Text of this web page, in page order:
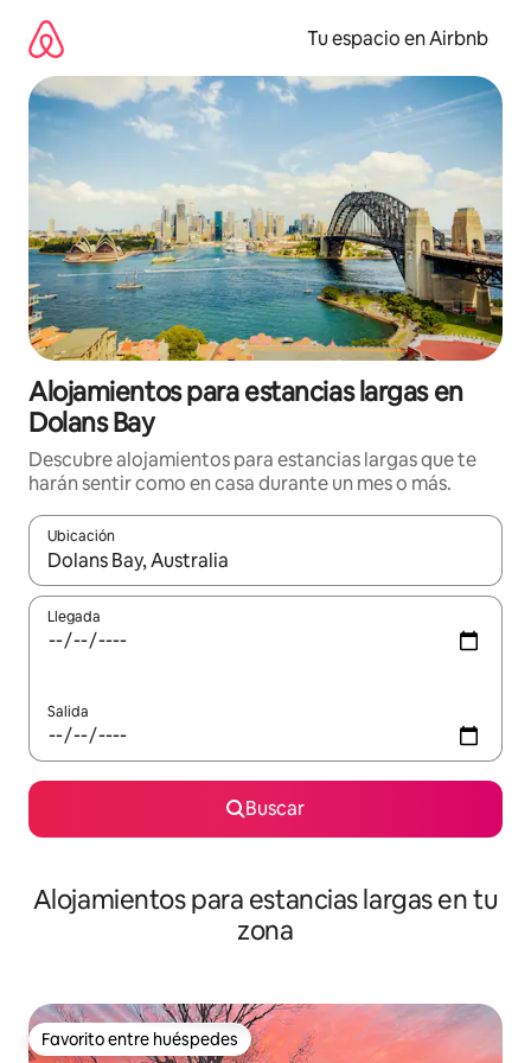
contenido
Tu espacio en Airbnb
Alojamientos para estancias largas en
Dolans Bay
Descubre alojamientos para estancias largas que te
harán sentir como en casa durante un mes o más.
Ubicación
Cuando los resultados estén disponibles, podrás navegar
Llegada
Salida
Buscar
Alojamientos para estancias largas en tu
zona
Favorito entre huéspedes
Favorito entre huéspedes